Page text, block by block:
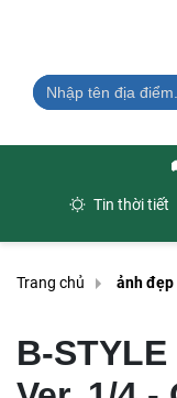
Tin thời tiết
Trang chủ ảnh đẹp
B-